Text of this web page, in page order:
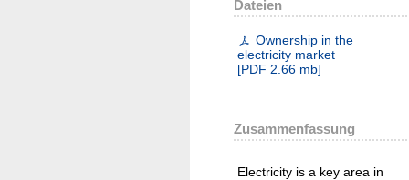
Dateien
Ownership in the
electricity market
[PDF 2.66 mb]
Zusammenfassung
Electricity is a key area in